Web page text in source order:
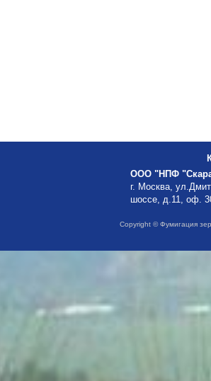
ООО "НПФ
г. Москва,
шоссе, д.11, оф.
Copyright © Фумигация